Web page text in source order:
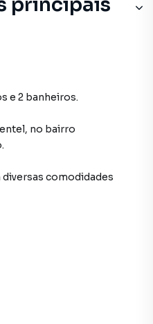
e 2 banheiros.
, no bairro
.
diversas comodidades